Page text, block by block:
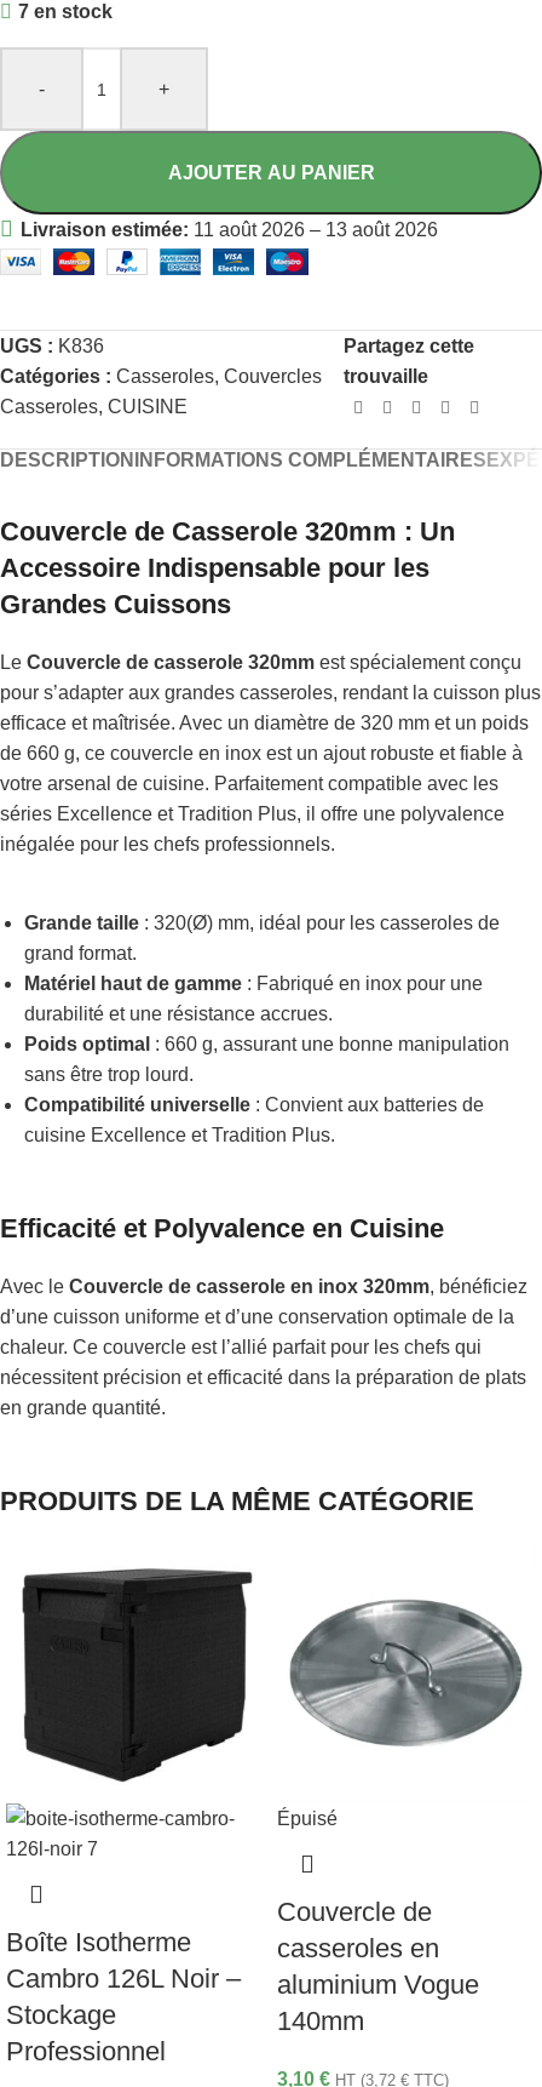
7 en stock
- +
AJOUTER AU PANIER
Livraison estimée: 11 août 2026 – 13 août 2026
UGS : K836
Catégories : Casseroles, Couvercles
Casseroles, CUISINE
Partagez cette
trouvaille
DESCRIPTION INFORMATIONS COMPLÉMENTAIRES
Couvercle de Casserole 320mm : Un
Accessoire Indispensable pour les
Grandes Cuissons
Le Couvercle de casserole 320mm est spécialement conçu
pour s’adapter aux grandes casseroles, rendant la cuisson plus
efficace et maîtrisée. Avec un diamètre de 320 mm et un poids
de 660 g, ce couvercle en inox est un ajout robuste et fiable à
votre arsenal de cuisine. Parfaitement compatible avec les
séries Excellence et Tradition Plus, il offre une polyvalence
inégalée pour les chefs professionnels.
Grande taille : 320(Ø) mm, idéal pour les casseroles de
grand format.
Matériel haut de gamme : Fabriqué en inox pour une
durabilité et une résistance accrues.
Poids optimal : 660 g, assurant une bonne manipulation
sans être trop lourd.
Compatibilité universelle : Convient aux batteries de
cuisine Excellence et Tradition Plus.
Efficacité et Polyvalence en Cuisine
Avec le Couvercle de casserole en inox 320mm, bénéficiez
d’une cuisson uniforme et d’une conservation optimale de la
chaleur. Ce couvercle est l’allié parfait pour les chefs qui
nécessitent précision et efficacité dans la préparation de plats
en grande quantité.
PRODUITS DE LA MÊME CATÉGORIE
Boîte Isotherme
Cambro 126L Noir –
Stockage
Professionnel
Épuisé
Couvercle de
casseroles en
aluminium Vogue
140mm
3,10 € HT (3,72 € TTC)